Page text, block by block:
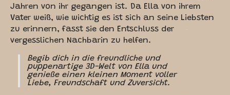
Jahren von ihr gegangen ist. Da Ella von ihrem
Vater weiß, wie wichtig es ist sich an seine Liebsten
zu erinnern, fasst sie den Entschluss der
vergesslichen Nachbarin zu helfen.
Begib dich in die freundliche und
puppenartige 3D-Welt von Ella und
genieße einen kleinen Moment voller
Liebe, Freundschaft und Zuversicht.